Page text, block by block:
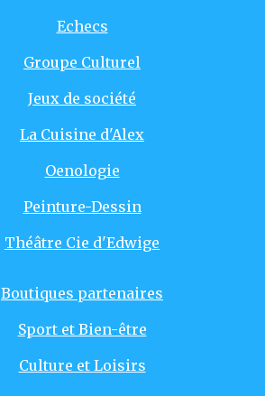
Echecs
Groupe Culturel
Jeux de société
La Cuisine d'Alex
Oenologie
Peinture-Dessin
Théâtre Cie d'Edwige
Boutiques partenaires
Sport et Bien-être
Culture et Loisirs